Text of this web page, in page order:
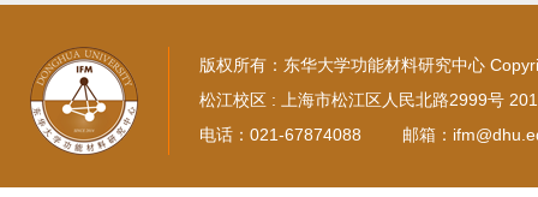
版权所有：东华大学功能材料研究中心
松江校区 : 上海市松江区人民北路2999号
电话：021-67874088
邮箱：